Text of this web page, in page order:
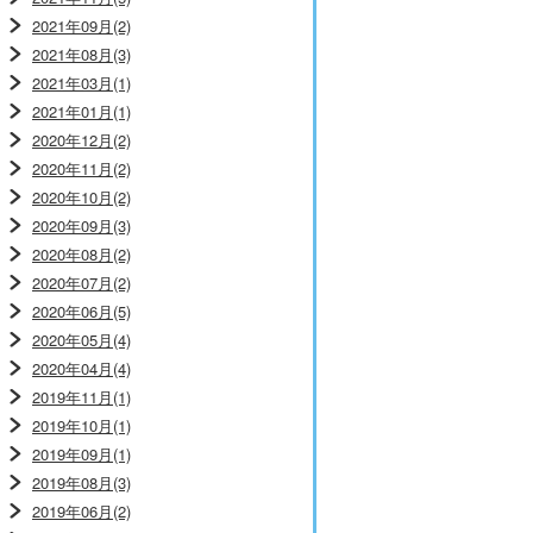
2021年09月(2)
2021年08月(3)
2021年03月(1)
2021年01月(1)
2020年12月(2)
2020年11月(2)
2020年10月(2)
2020年09月(3)
2020年08月(2)
2020年07月(2)
2020年06月(5)
2020年05月(4)
2020年04月(4)
2019年11月(1)
2019年10月(1)
2019年09月(1)
2019年08月(3)
2019年06月(2)